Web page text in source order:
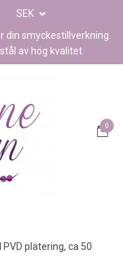
SEK
din smyckestillverkning.
av hög kvalitet.
0
plätering, ca 50